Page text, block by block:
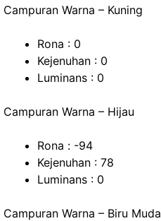
Campuran Warna – Kuning
Rona : 0
Kejenuhan : 0
Luminans : 0
Campuran Warna – Hijau
Rona : -94
Kejenuhan : 78
Luminans : 0
Campuran Warna – Biru Muda